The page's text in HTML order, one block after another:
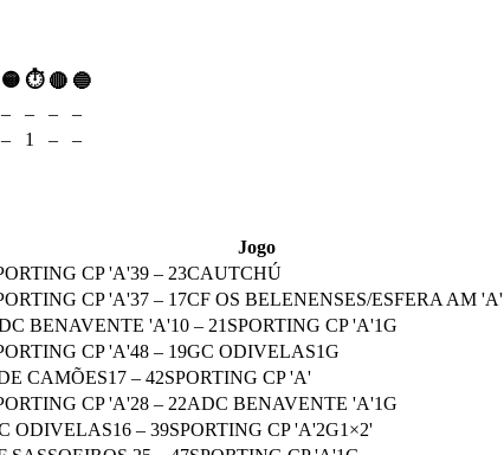
🟡 ⏱ 🔴 🔵
– – –
–
– 1 – –
Jogo
CP 'A'39 – 23CAUTCHÚ
CP 'A'37 – 17CF OS BELENENSES/ESFERA AM 'A'
BENAVENTE 'A'10 – 21 SPORTING CP 'A'1G
CP 'A'48 – 19GC ODIVELAS1G
CAMÕES17 – 42SPORTING CP 'A'
CP 'A'28 – 22ADC BENAVENTE 'A'1G
ODIVELAS16 – 39SPORTING CP 'A'2G1 ×2'